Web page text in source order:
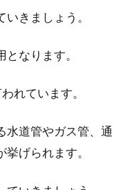
とリスク
建てを所持している方もい
きましょう。
なります。
れています。
水道管やガス管、通
げられます。